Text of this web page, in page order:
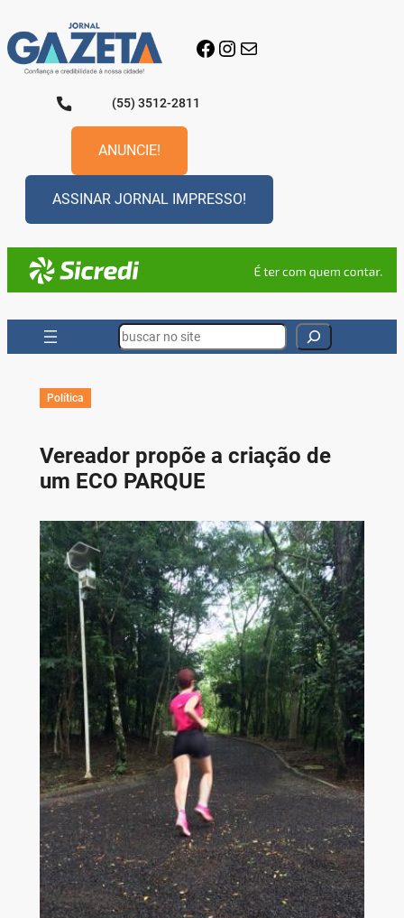
para
o
conteúdo
Facebook
Instagram
E-mail
(55) 3512-2811
ANUNCIE!
ASSINAR JORNAL IMPRESSO!
Search
Política
Vereador propõe a criação de
um ECO PARQUE